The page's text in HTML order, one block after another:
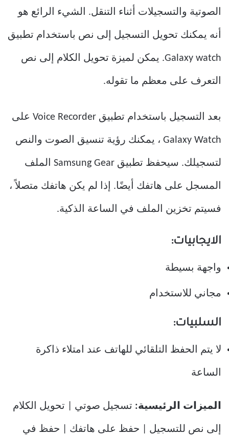
الصوتية والتسجيلات أثناء التنقل. الشيء الرائع هو
أنه يمكنك تحويل التسجيل إلى نص باستخدام تطبيق
Galaxy watch. يمكن لميزة تحويل الكلام إلى نص
التعرف على معظم ما تقوله.
بعد التسجيل باستخدام تطبيق Voice Recorder على
Galaxy Watch ، يمكنك رؤية تنسيق الصوت والنص
لتسجيلك. سيحفظ تطبيق Samsung Gear الملف
المسجل على هاتفك أيضًا. إذا لم يكن هاتفك متصلاً ،
فسيتم تخزين الملف في الساعة الذكية.
الايجابيات:
واجهة بسيطة
مجاني للاستخدام
السلبيات:
لا يتم الحفظ التلقائي للهاتف عند امتلاء ذاكرة
الساعة
الميزات الرئيسية: تسجيل صوتي | تحويل الكلام
إلى نص للتسجيل | حفظ على هاتفك | حفظ في